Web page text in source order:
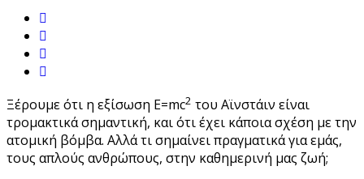
Ξέρουμεότι η εξίσωση E=mc2 του Αϊνστάιν είναι
τρομακτικά σημαντική, και ότι έχει κάποια σχέση με την
ατομική βόμβα. Αλλά τι σημαίνει πραγματικά για εμάς,
τους απλούς ανθρώπους, στην καθημερινή μας ζωή;